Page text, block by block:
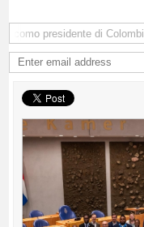
como presidente di Colombia